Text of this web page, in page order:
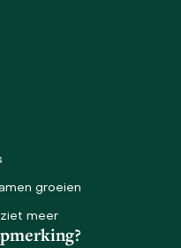
groeien
ziet meer